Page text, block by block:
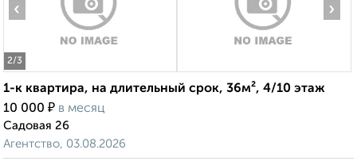
2/3
‹ ›
1-к квартира, на длительный срок, 36м², 4/10 этаж
10 000 ₽ в месяц
Садовая 26
Агентство, 03.08.2026